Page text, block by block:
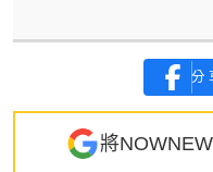
分
將